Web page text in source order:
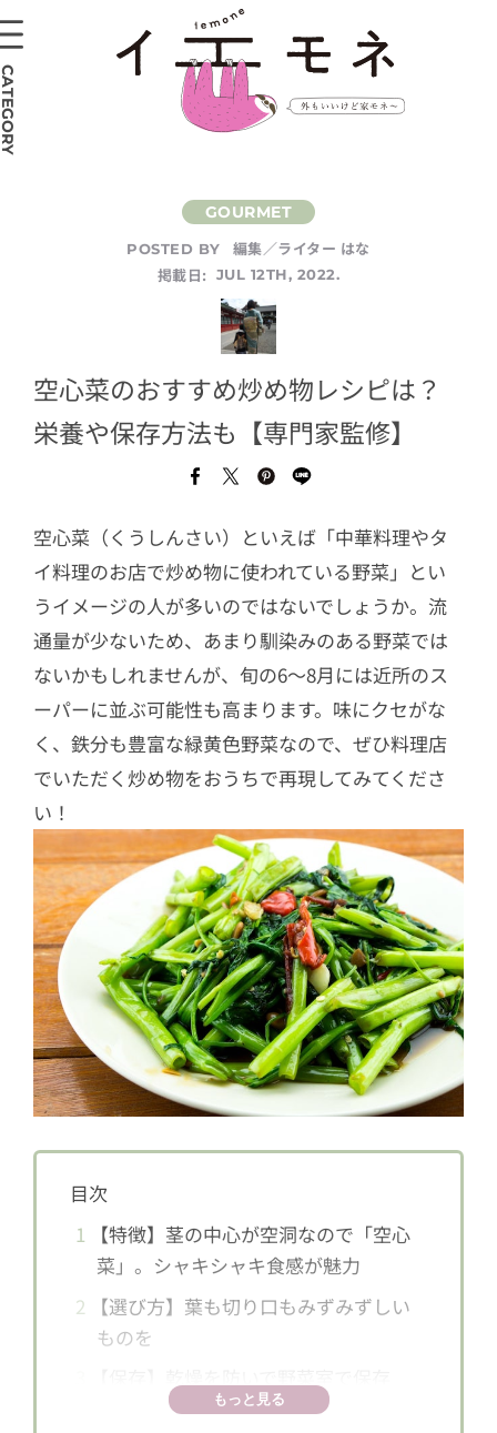
POSTED BY
編集／ライター はな
掲載日:
JUL 12TH, 2022.
空心菜のおすすめ炒め物レシピは？
栄養や保存方法も【専門家監修】
空心菜（くうしんさい）といえば「中華料理やタ
イ料理のお店で炒め物に使われている野菜」とい
うイメージの人が多いのではないでしょうか。流
通量が少ないため、あまり馴染みのある野菜では
ないかもしれませんが、旬の6〜8月には近所のス
ーパーに並ぶ可能性も高まります。味にクセがな
く、鉄分も豊富な緑黄色野菜なので、ぜひ料理店
でいただく炒め物をおうちで再現してみてくださ
い！
目次
1 【特徴】茎の中心が空洞なので「空心
菜」。シャキシャキ食感が魅力
2 【選び方】葉も切り口もみずみずしい
ものを
し、2〜3日で使い切って
もっと見る